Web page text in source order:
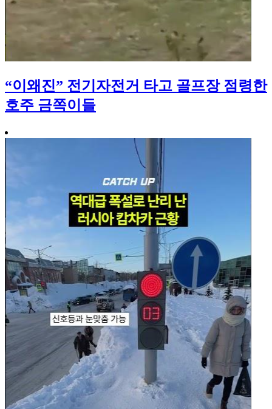
“이왜진” 전기자전거 타고 골프장 점령한
호주 금쪽이들